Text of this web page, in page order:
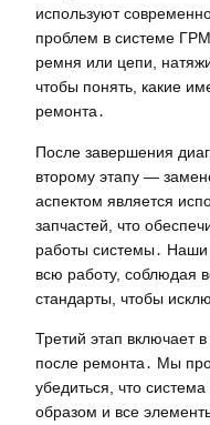
используют
проблем в системе
ремня или цепи,
чтобы понять, какие
ремонта․
После завершения
второму этапу —
аспектом является
запчастей, что
работы системы․ Наши
всю работу, соблюдая
стандарты, чтобы
Третий этап включает
после ремонта․ Мы
убедиться, что
образом и все